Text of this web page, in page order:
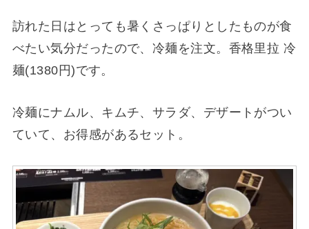
訪れた日はとっても暑くさっぱりとしたものが食
べたい気分だったので、冷麺を注文。香格里拉 冷
麺(1380円)です。
冷麺にナムル、キムチ、サラダ、デザートがつい
ていて、お得感があるセット。